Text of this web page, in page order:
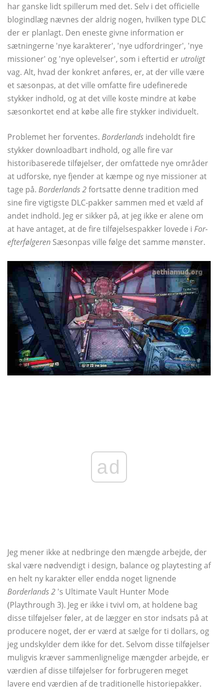
har ganske lidt spillerum med det. Selv i det officielle
blogindlæg nævnes der aldrig nogen, hvilken type DLC
der er planlagt. Den eneste givne information er
sætningerne 'nye karakterer', 'nye udfordringer', 'nye
missioner' og 'nye oplevelser', som i eftertid er utroligt
vag. Alt, hvad der konkret anføres, er, at der ville være
et sæsonpas, at det ville omfatte fire udefinerede
stykker indhold, og at det ville koste mindre at købe
sæsonkortet end at købe alle fire stykker individuelt.
Problemet her forventes. Borderlands indeholdt fire
stykker downloadbart indhold, og alle fire var
historibaserede tilføjelser, der omfattede nye områder
at udforske, nye fjender at kæmpe og nye missioner at
tage på. Borderlands 2fortsatte denne tradition med
sine fire vigtigste DLC-pakker sammen med et væld af
andet indhold. Jeg er sikker på, at jeg ikke er alene om
at have antaget, at de fire tilføjelsespakker lovede i For-
efterfølgeren Sæsonpas ville følge det samme mønster.
ad
Jeg mener ikke at nedbringe den mængde arbejde, der
skal være nødvendigt i design, balance og playtesting af
en helt ny karakter eller endda noget lignende
Borderlands 2 's Ultimate Vault Hunter Mode
(Playthrough 3). Jeg er ikke i tvivl om, at holdene bag
disse tilføjelser føler, at de lægger en stor indsats på at
producere noget, der er værd at sælge for ti dollars, og
jeg undskylder dem ikke for det. Selvom disse tilføjelser
muligvis kræver sammenlignelige mængder arbejde, er
værdien af ​​disse tilføjelser for forbrugeren meget
lavere end værdien af ​​de traditionelle historiepakker.